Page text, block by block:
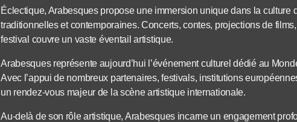
Éclectique, Arabesques propose une immersion unique dans la culture
traditionnelles et contemporaines. Concerts, contes, projections de
festival couvre un vaste éventail artistique.
Arabesques représente aujourd’hui l’événement culturel dédié au
Avec l’appui de nombreux partenaires, festivals, institutions
un rendez-vous majeur de la scène artistique internationale.
Au-delà de son rôle artistique, Arabesques incarne un engagement